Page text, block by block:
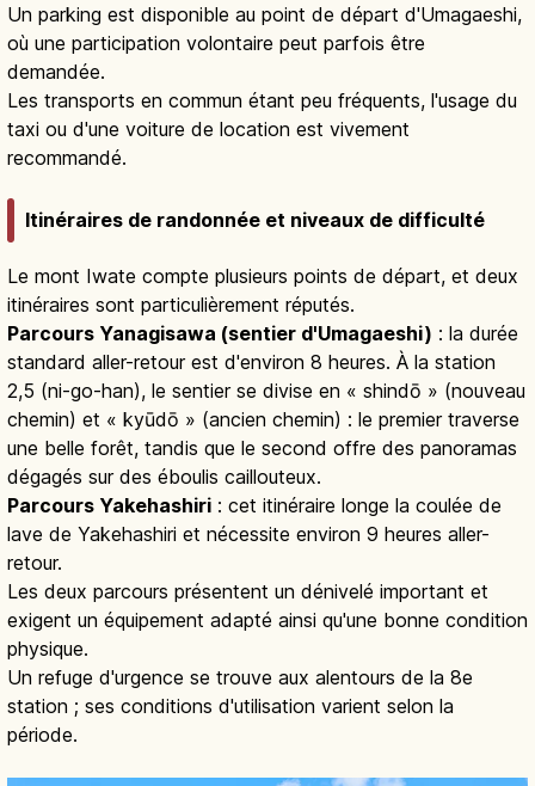
Un parking est disponible au point de départ d'Umagaeshi,
où une participation volontaire peut parfois être
demandée.
Les transports en commun étant peu fréquents, l'usage du
taxi ou d'une voiture de location est vivement
recommandé.
Itinéraires de randonnée et niveaux de difficulté
Le mont Iwate compte plusieurs points de départ, et deux
itinéraires sont particulièrement réputés.
Parcours Yanagisawa (sentier d'Umagaeshi) : la durée
standard aller-retour est d'environ 8 heures. À la station
2,5 (ni-go-han), le sentier se divise en « shindō » (nouveau
chemin) et « kyūdō » (ancien chemin) : le premier traverse
une belle forêt, tandis que le second offre des panoramas
dégagés sur des éboulis caillouteux.
Parcours Yakehashiri : cet itinéraire longe la coulée de
lave de Yakehashiri et nécessite environ 9 heures aller-
retour.
Les deux parcours présentent un dénivelé important et
exigent un équipement adapté ainsi qu'une bonne condition
physique.
Un refuge d'urgence se trouve aux alentours de la 8e
station ; ses conditions d'utilisation varient selon la
période.